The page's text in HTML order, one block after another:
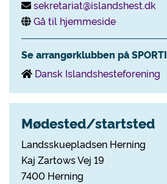
sekretariat@islandshest.dk
Gå til hjemmeside
Se arrangørklubben på SPORTI
Dansk Islandshesteforening
Mødested/startsted
Landsskuepladsen Herning
Kaj Zartows Vej 19
7400 Herning